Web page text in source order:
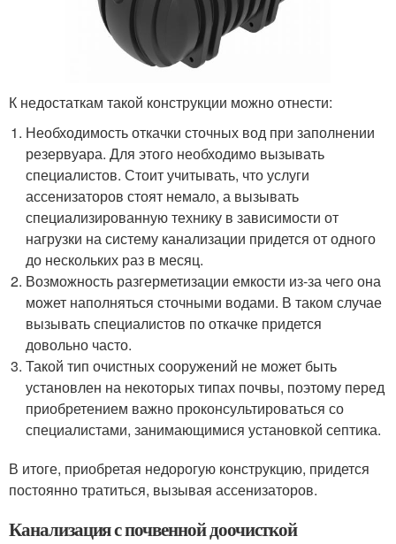
К недостаткам такой конструкции можно отнести:
Необходимость откачки сточных вод при заполнении
резервуара. Для этого необходимо вызывать
специалистов. Стоит учитывать, что услуги
ассенизаторов стоят немало, а вызывать
специализированную технику в зависимости от
нагрузки на систему канализации придется от одного
до нескольких раз в месяц.
Возможность разгерметизации емкости из-за чего она
может наполняться сточными водами. В таком случае
вызывать специалистов по откачке придется
довольно часто.
Такой тип очистных сооружений не может быть
установлен на некоторых типах почвы, поэтому перед
приобретением важно проконсультироваться со
специалистами, занимающимися установкой септика.
В итоге, приобретая недорогую конструкцию, придется
постоянно тратиться, вызывая ассенизаторов.
Канализация с почвенной доочисткой